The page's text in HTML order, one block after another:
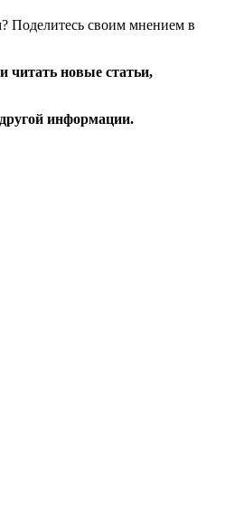
Поделитесь своим мнением в
читать новые статьи,
информации.